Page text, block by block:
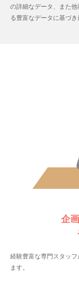
の詳細なデータ、また
る豊富なデータに基づき
企
経験豊富な専門スタッ
ます。